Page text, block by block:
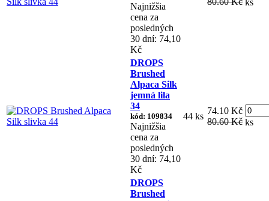
Najnižšia
cena za
posledných
30 dní: 74,10
Kč
ks
DROPS
Brushed
Alpaca Silk
jemná lila
34
kód: 109834
Najnižšia
cena za
posledných
30 dní: 74,10
Kč
44 ks
74.10 Kč
80.60 Kč ks
DROPS
Brushed